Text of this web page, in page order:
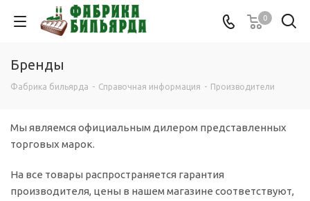
0
Бренды
Фабрика бильярда - Справочная информация - Производители
Мы являемся официальным дилером представленных
торговых марок.
На все товары распространяется гарантия
производителя, цены в нашем магазине соответствуют,